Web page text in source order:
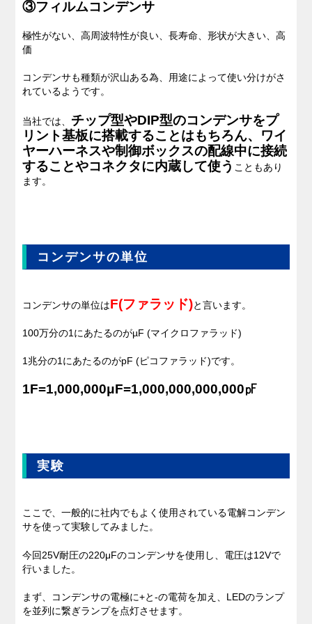
③フィルムコンデンサ
極性がない、高周波特性が良い、長寿命、形状が大きい、高
価
コンデンサも種類が沢山ある為、用途によって使い分けがさ
れているようです。
当社では、 チップ型やDIP型のコンデンサをプ
リント基板に搭載することはもちろん、ワイ
ヤーハーネスや制御ボックスの配線中に接続
することやコネクタに内蔵して使う こともあり
ます。
コンデンサの単位
コンデンサの単位はF(ファラッド)と言います。
100万分の1にあたるのがµF (マイクロファラッド)
1兆分の1にあたるのがpF (ピコファラッド)です。
1F=1,000,000μF=1,000,000,000,000㎊
実験
ここで、一般的に社内でもよく使用されている電解コンデン
サを使って実験してみました。
今回25V耐圧の220μFのコンデンサを使用し、電圧は12Vで
行いました。
まず、コンデンサの電極に+と-の電荷を加え、LEDのランプ
を並列に繋ぎランプを点灯させます。